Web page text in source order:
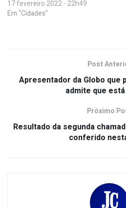
17 fevereiro 2022 - 22h49
Em "Cidades"
Post
Apresentador da Globo que
admite que
Próximo
Resultado da segunda
conferido